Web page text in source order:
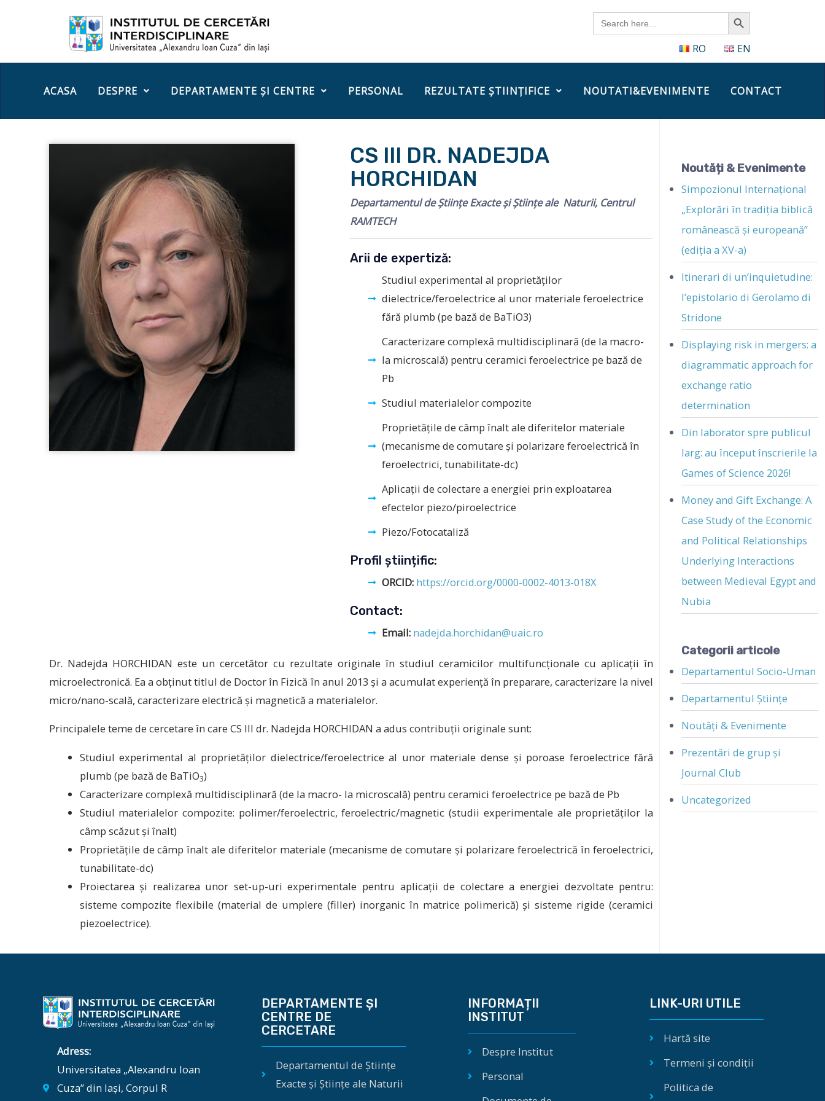
Search
for:
Search Button
RO EN
ACASA DESPRE DEPARTAMENTE ȘI CENTRE PERSONAL REZULTATE ȘTIINȚIFICE NOUTATI&EVENIMENTE CONTACT
CS III DR. NADEJDA
HORCHIDAN
Departamentul de Științe Exacte și Științe ale Naturii, Centrul
RAMTECH
Arii de expertiză:
Studiul experimental al proprietăților
dielectrice/feroelectrice al unor materiale feroelectrice
fără plumb (pe bază de BaTiO3)
Caracterizare complexă multidisciplinară (de la macro-
la microscală) pentru ceramici feroelectrice pe bază de
Pb
Studiul materialelor compozite
Proprietățile de câmp înalt ale diferitelor materiale
(mecanisme de comutare și polarizare feroelectrică în
feroelectrici, tunabilitate-dc)
Aplicații de colectare a energiei prin exploatarea
efectelor piezo/piroelectrice
Piezo/Fotocataliză
Profil științific:
ORCID: https://orcid.org/0000-0002-4013-018X
Contact:
Email: nadejda.horchidan@uaic.ro
Dr. Nadejda HORCHIDAN este un cercetător cu rezultate originale în studiul ceramicilor multifuncţionale cu aplicaţii în
microelectronică. Ea a obţinut titlul de Doctor în Fizică în anul 2013 şi a acumulat experienţă în preparare, caracterizare la nivel
micro/nano-scală, caracterizare electrică şi magnetică a materialelor.
Principalele teme de cercetare în care CS III dr. Nadejda HORCHIDAN a adus contribuții originale sunt:
Studiul experimental al proprietăților dielectrice/feroelectrice al unor materiale dense și poroase feroelectrice fără
plumb (pe bază de BaTiO3)
Caracterizare complexă multidisciplinară (de la macro- la microscală) pentru ceramici feroelectrice pe bază de Pb
Studiul materialelor compozite: polimer/feroelectric, feroelectric/magnetic (studii experimentale ale proprietăților la
câmp scăzut și înalt)
Proprietățile de câmp înalt ale diferitelor materiale (mecanisme de comutare și polarizare feroelectrică în feroelectrici,
tunabilitate-dc)
Proiectarea și realizarea unor set-up-uri experimentale pentru aplicații de colectare a energiei dezvoltate pentru:
sisteme compozite flexibile (material de umplere (filler) inorganic în matrice polimerică) și sisteme rigide (ceramici
piezoelectrice).
Noutăți & Evenimente
Simpozionul Internațional
„Explorări în tradiția biblică
românească și europeană”
(ediția a XV-a)
Itinerari di un’inquietudine:
l’epistolario di Gerolamo di
Stridone
Displaying risk in mergers: a
diagrammatic approach for
exchange ratio
determination
Din laborator spre publicul
larg: au început înscrierile la
Games of Science 2026!
Money and Gift Exchange: A
Case Study of the Economic
and Political Relationships
Underlying Interactions
between Medieval Egypt and
Nubia
Categorii articole
Departamentul Socio-Uman
Departamentul Științe
Noutăți & Evenimente
Prezentări de grup și
Journal Club
Uncategorized
Adress:
Universitatea „Alexandru Ioan
Cuza” din Iași, Corpul R
DEPARTAMENTE ȘI
CENTRE DE
CERCETARE
Departamentul de Științe
Exacte și Științe ale Naturii
INFORMAȚII
INSTITUT
Despre Institut
Personal
LINK-URI UTILE
Hartă site
Termeni și condiții
Politica de